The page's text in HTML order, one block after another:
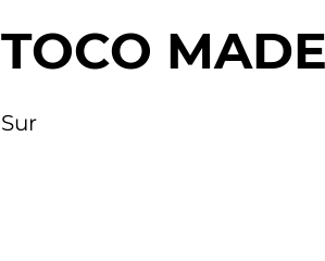
TOCO
Sur